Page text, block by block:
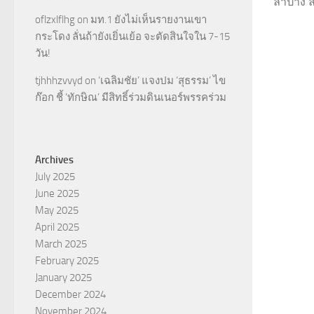
oflzxlflhg on มท.1 ยังไม่เห็นรายงานเขา
กระโดง ลั่นถ้ายังเยิ่นเย้อ จะตัดสินใจใน 7-15
วัน!
tjhhhzvvyd on ‘เฉลิมชัย’ แจงปม ‘สุธรรม’ ไข
ก๊อก ชี้ ‘ทักษิณ’ มีสิทธิ์ร่วมดินเนอร์พรรคร่วม
Archives
July 2025
June 2025
May 2025
April 2025
March 2025
February 2025
January 2025
December 2024
November 2024